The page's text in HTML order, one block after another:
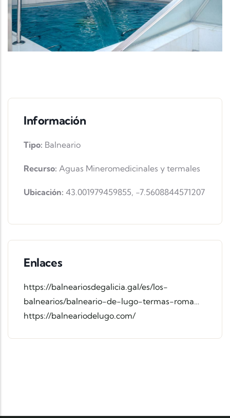
Información
Tipo: Balneario
Recurso: Aguas Mineromedicinales y termales
Ubicación: 43.001979459855, -7.5608844571207
Enlaces
https://balneariosdegalicia.gal/es/los-
balnearios/balneario-de-lugo-termas-roma…
https://balneariodelugo.com/